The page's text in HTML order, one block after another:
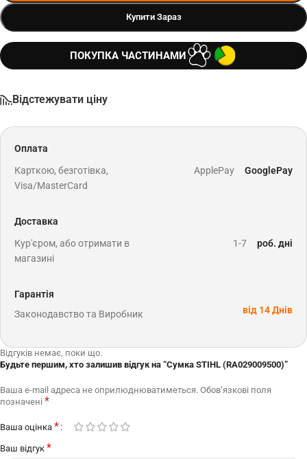
Купити Зараз
ПОКУПКА ЧАСТИНАМИ
Відстежувати ціну
Оплата
Карткою, безготівка,
Visa/MasterCard
ApplePay GooglePay
Доставка
Кур'єром, або отримати в
магазині
1-7 роб. дні
Гарантія
Законодавство та Виробник
від 14 Днів
Відгуків немає, поки що.
Будьте першим, хто залишив відгук на “Сумка STIHL (RA029009500)”
Ваша e-mail адреса не оприлюднюватиметься. Обов’язкові поля
позначені *
Ваша оцінка *
Ваш відгук *